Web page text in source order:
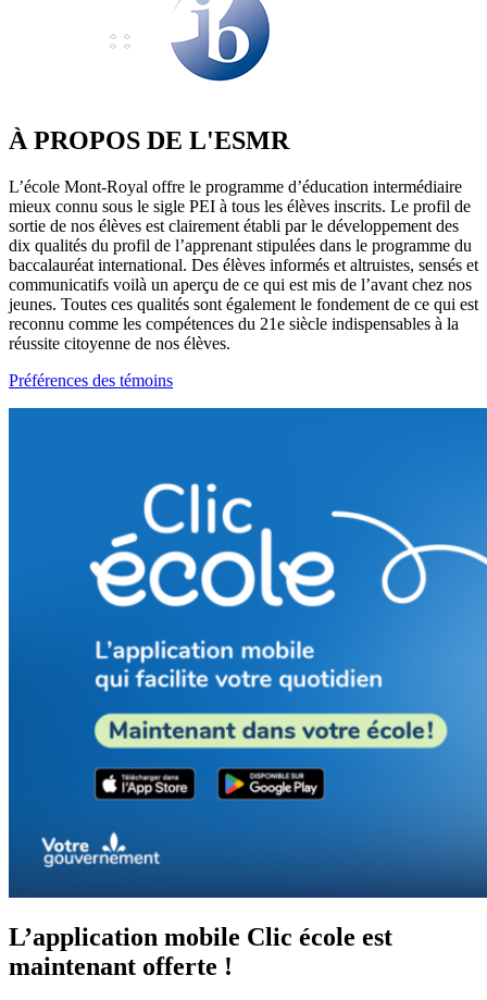
À PROPOS DE L'ESMR
L’école Mont-Royal offre le programme d’éducation intermédiaire
mieux connu sous le sigle PEI à tous les élèves inscrits. Le profil de
sortie de nos élèves est clairement établi par le développement des
dix qualités du profil de l’apprenant stipulées dans le programme du
baccalauréat international. Des élèves informés et altruistes, sensés et
communicatifs voilà un aperçu de ce qui est mis de l’avant chez nos
jeunes. Toutes ces qualités sont également le fondement de ce qui est
reconnu comme les compétences du 21e siècle indispensables à la
réussite citoyenne de nos élèves.
Préférences des témoins
L’application mobile Clic école est
maintenant offerte !